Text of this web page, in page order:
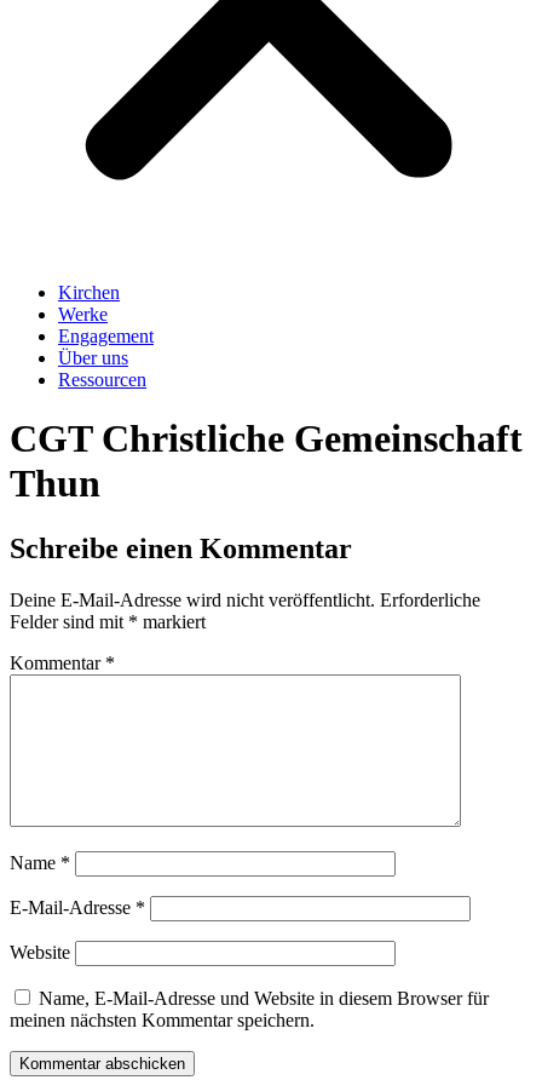
Kirchen
Werke
Engagement
Über uns
Ressourcen
CGT Christliche Gemeinschaft
Thun
Schreibe einen Kommentar
Deine E-Mail-Adresse wird nicht veröffentlicht. Erforderliche
Felder sind mit * markiert
Kommentar *
Name *
E-Mail-Adresse *
Website
Name, E-Mail-Adresse und Website in diesem Browser für
meinen nächsten Kommentar speichern.